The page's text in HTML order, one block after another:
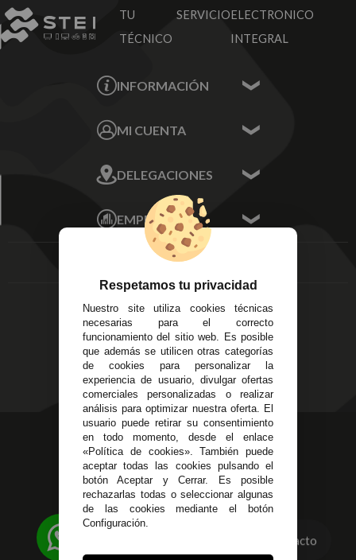
TU SERVICIO
TÉCNICO
ELECTRONICO
INTEGRAL
INFORMACIÓN
Sobre nosotros
MI CUENTA
Mis Direcciones
Mis Pedidos
Mis favoritos
FAQ's
DELEGACIONES
Écija - Sevilla
Av. Plaza de Toros.
Local 3
Córdoba
14
Alzira - Valencia
C/ Esplugues, 135
EMPRESA
Aviso Legal
Devoluciones
Política de Privacidad
Pago Seguro
Terminos y
Condiciones Generales
Políticas de Cookies
623 23 31 98
Atendemos Whatsapp
955 44 45 43/955 44 45 44
info@steielectronica.com
Contacto
Respetamos tu privacidad
Nuestro site utiliza cookies técnicas
necesarias para el correcto
funcionamiento del sitio web. Es posible
que además se utilicen otras categorías
de cookies para personalizar la
experiencia de usuario, divulgar ofertas
comerciales personalizadas o realizar
análisis para optimizar nuestra oferta. El
usuario puede retirar su consentimiento
en todo momento, desde el enlace
«Política de cookies». También puede
aceptar todas las cookies pulsando el
botón Aceptar y Cerrar. Es posible
rechazarlas todas o seleccionar algunas
de las cookies mediante el botón
Configuración.